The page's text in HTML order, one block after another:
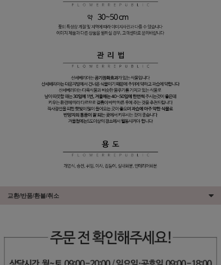
교환/반품/환불/취소